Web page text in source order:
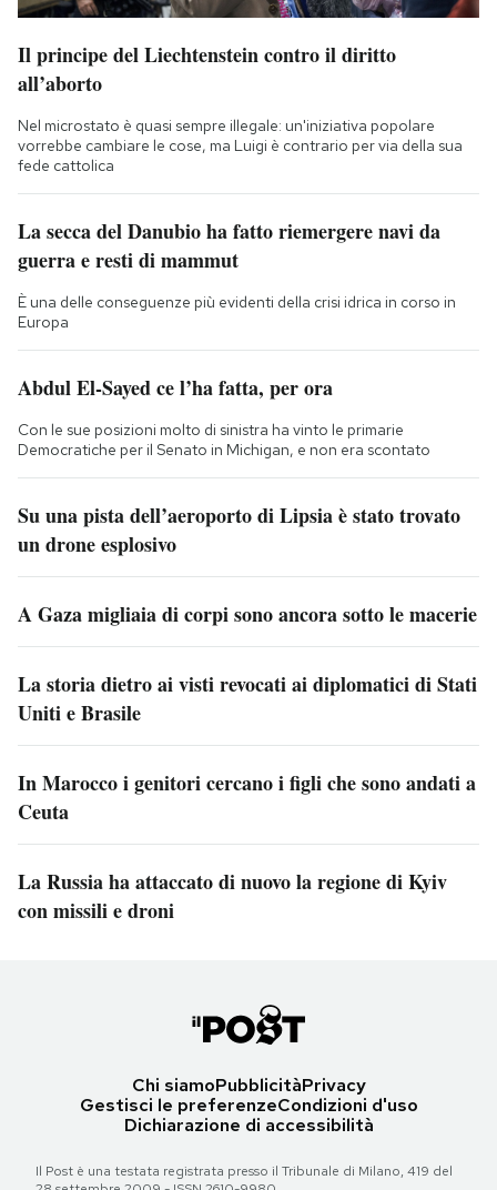
Il principe del Liechtenstein contro il diritto
all’aborto
Nel microstato è quasi sempre illegale: un'iniziativa popolare
vorrebbe cambiare le cose, ma Luigi è contrario per via della sua
fede cattolica
La secca del Danubio ha fatto riemergere navi da
guerra e resti di mammut
È una delle conseguenze più evidenti della crisi idrica in corso in
Europa
Abdul El-Sayed ce l’ha fatta, per ora
Con le sue posizioni molto di sinistra ha vinto le primarie
Democratiche per il Senato in Michigan, e non era scontato
Su una pista dell’aeroporto di Lipsia è stato trovato
un drone esplosivo
A Gaza migliaia di corpi sono ancora sotto le macerie
La storia dietro ai visti revocati ai diplomatici di Stati
Uniti e Brasile
In Marocco i genitori cercano i figli che sono andati a
Ceuta
La Russia ha attaccato di nuovo la regione di Kyiv
con missili e droni
Chi siamoPubblicitàPrivacy
Gestisci le preferenzeCondizioni d'uso
Dichiarazione di accessibilità
Il Post è una testata registrata presso il Tribunale di Milano, 419 del